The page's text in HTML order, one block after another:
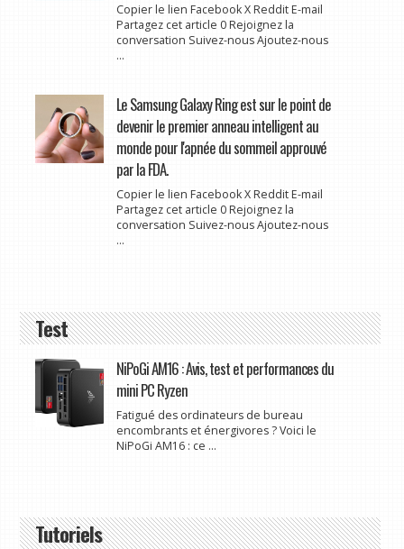
Copier le lien Facebook X Reddit E-mail
Partagez cet article 0 Rejoignez la
conversation Suivez-nous Ajoutez-nous
...
Le Samsung Galaxy Ring est sur le point de
devenir le premier anneau intelligent au
monde pour l'apnée du sommeil approuvé
par la FDA.
Copier le lien Facebook X Reddit E-mail
Partagez cet article 0 Rejoignez la
conversation Suivez-nous Ajoutez-nous
...
Test
NiPoGi AM16 : Avis, test et performances du
mini PC Ryzen
Fatigué des ordinateurs de bureau
encombrants et énergivores ? Voici le
NiPoGi AM16 : ce ...
Tutoriels